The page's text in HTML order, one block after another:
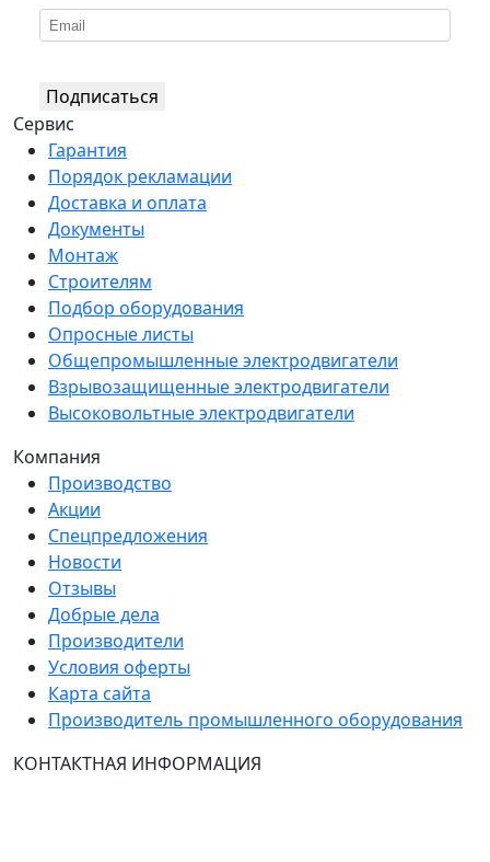
Подписаться
Сервис
Гарантия
Порядок рекламации
Доставка и оплата
Документы
Монтаж
Строителям
Подбор оборудования
Опросные листы
Общепромышленные электродвигатели
Взрывозащищенные электродвигатели
Высоковольтные электродвигатели
Компания
Производство
Акции
Спецпредложения
Новости
Отзывы
Добрые дела
Производители
Условия оферты
Карта сайта
Производитель промышленного оборудования
КОНТАКТНАЯ ИНФОРМАЦИЯ